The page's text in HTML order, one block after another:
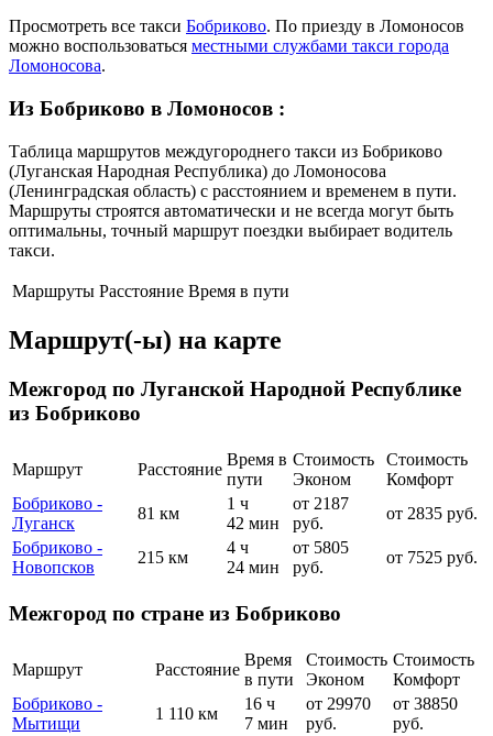
Просмотреть все такси Бобриково. По приезду в Ломоносов
можно воспользоваться местными службами такси города
Ломоносова.
Из Бобриково в Ломоносов :
Таблица маршрутов междугороднего такси из Бобриково
(Луганская Народная Республика) до Ломоносова
(Ленинградская область) с расстоянием и временем в пути.
Маршруты строятся автоматически и не всегда могут быть
оптимальны, точный маршрут поездки выбирает водитель
такси.
Маршруты Расстояние Время в пути
Маршрут(-ы) на карте
Межгород по Луганской Народной Республике
из Бобриково
Маршрут Расстояние
Время в
пути
Стоимость
Эконом
Стоимость
Комфорт
Бобриково -
Луганск
81 км
1 ч
42 мин
от 2187
руб.
от 2835 руб.
Бобриково -
Новопсков
215 км
4 ч
24 мин
от 5805
руб.
от 7525 руб.
Межгород по стране из Бобриково
Маршрут Расстояние
Время
в пути
Стоимость
Эконом
Стоимость
Комфорт
Бобриково -
Мытищи
1 110 км
16 ч
7 мин
от 29970
руб.
от 38850
руб.